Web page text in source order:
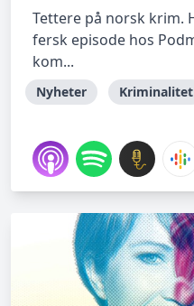
Tettere på norsk krim.
fersk episode hos
kom...
Nyheter Kriminalitet